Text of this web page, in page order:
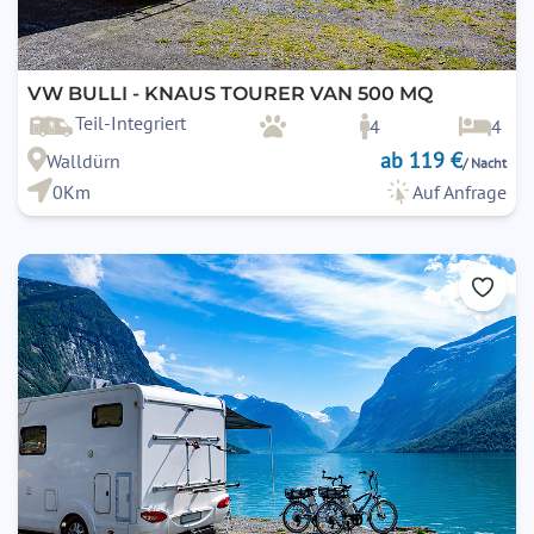
16. Kinder & Mitfahrer
Die Vorschriften des§ 21 StVO(Sicherung von Kindern bis
12 Jahre) sind zwingend einzuhalten.
Stand: 10/2024VW BULLI - KNAUS TOURER VAN 500 MQ
Teil-Integriert 4
4
Walldürn
ab 119 €/ Nacht
0Km Auf Anfrage